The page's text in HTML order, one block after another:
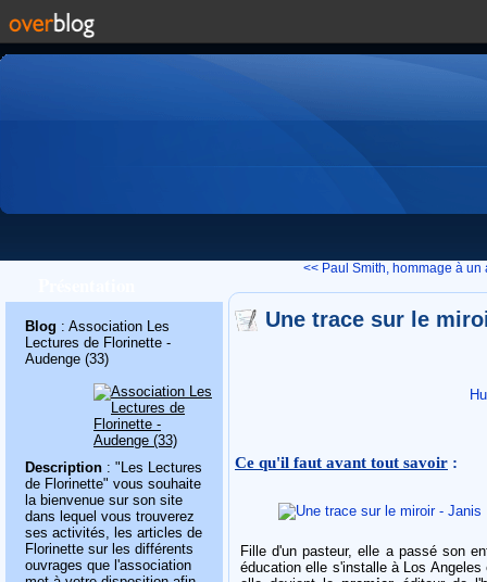
Blog : Association Les
Lectures de Florinette -
Audenge (33)
Description : "Les Lectures
de Florinette" vous souhaite
la bienvenue sur son site
dans lequel vous trouverez
ses activités, les articles de
Florinette sur les différents
ouvrages que l'association
<< Paul Smith, hommage à un
Une trace sur le
Ce qu'il faut avant tout savoir :
Fille d'un pasteur, elle a passé son
éducation elle s'installe à Los